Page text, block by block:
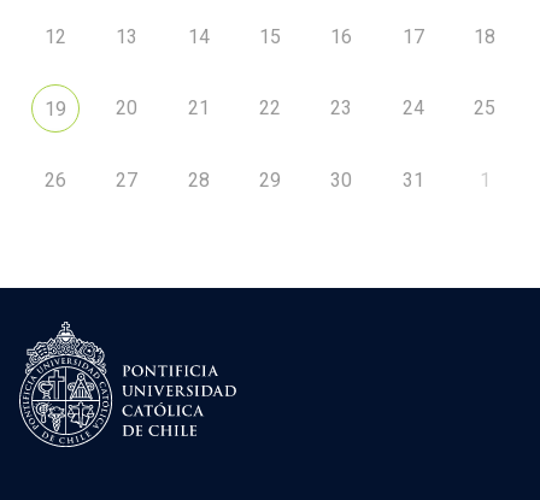
12 13 14 15 16 17 18
19 20 21 22 23 24 25
26 27 28 29 30 31 1